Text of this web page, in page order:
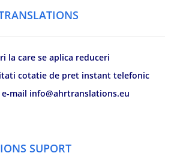
la care se aplica reduceri
cotatie de pret instant telefonic
e-mail info@ahrtranslations.eu
SUPORT